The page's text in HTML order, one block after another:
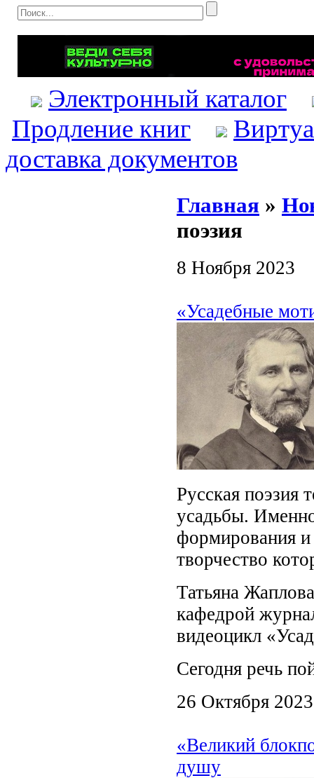
Электронный каталог
Продление книг
доставка документов
Главная »
поэзия
8 Ноября 2023
«Усадебные
Русская поэзия
усадьбы.
формирования и
творчество
Татьяна
кафедрой
видеоцикл
Сегодня речь
26 Октября 2023
«Великий
душу